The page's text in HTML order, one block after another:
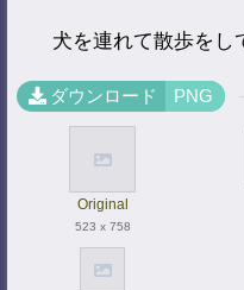
犬を連れて散歩をし
ダウンロード PNG
Original
523 x 758